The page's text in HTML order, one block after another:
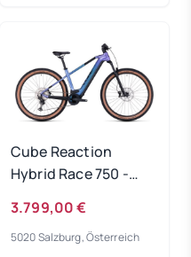
Cube Reaction
Hybrid Race 750 -
Rahmengröße: S
3.799,00 €
5020 Salzburg, Österreich